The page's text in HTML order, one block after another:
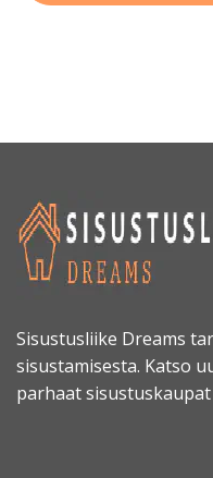
Sisustusliike Dreams
sisustamisesta. Katso
parhaat sisustuskaupat